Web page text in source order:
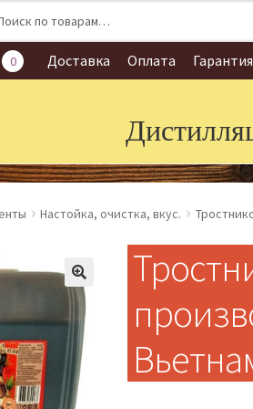
0 Доставка Оплата Гарантия
Настойка, очистка, вкус.